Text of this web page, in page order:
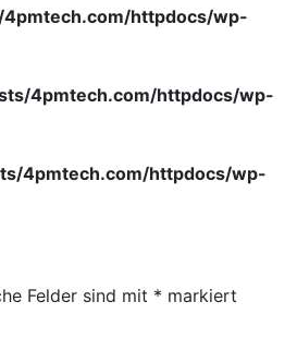
httpdocs/wp-
4pmtech.com/httpdocs/wp-
4pmtech.com/httpdocs/wp-
Felder sind mit * markiert